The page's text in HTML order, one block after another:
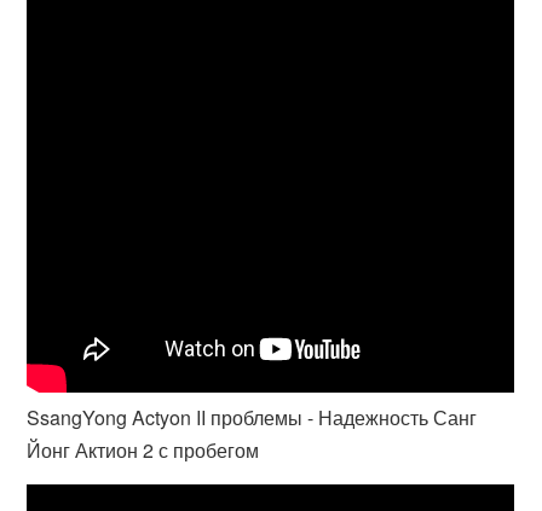
SsangYong Actyon II проблемы - Надежность Санг
Йонг Актион 2 с пробегом